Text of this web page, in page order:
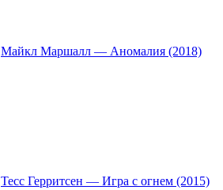
Майкл Маршалл — Аномалия (2018)
Тесс Герритсен — Игра с огнем (2015)